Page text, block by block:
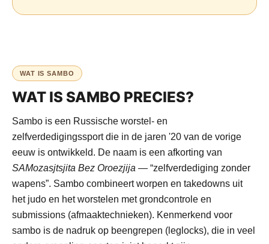
WAT IS SAMBO
WAT IS SAMBO PRECIES?
Sambo is een Russische worstel- en
zelfverdedigingssport die in de jaren '20 van de vorige
eeuw is ontwikkeld. De naam is een afkorting van
SAMozasjtsjita Bez Oroezjija — “zelfverdediging zonder
wapens”. Sambo combineert worpen en takedowns uit
het judo en het worstelen met grondcontrole en
submissions (afmaaktechnieken). Kenmerkend voor
sambo is de nadruk op beengrepen (leglocks), die in veel